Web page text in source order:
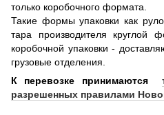
только коробочного формата.
Такие формы упаковки как
тара производителя круглой
коробочной упаковки -
грузовые отделения.
К перевозке принимаются
разрешенных правилами